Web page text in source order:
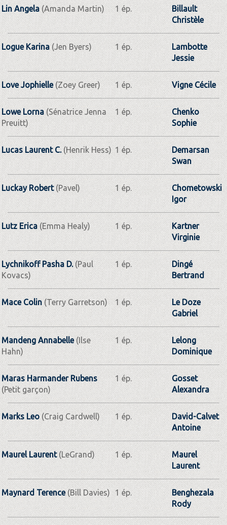
Lin Angela(Amanda Martin) 1 ép.
Billault
Christèle
Logue Karina(Jen Byers) 1 ép.
Lambotte
Jessie
Love Jophielle(Zoey Greer) 1 ép. Vigne Cécile
Lowe Lorna(Sénatrice Jenna
Preuitt)
1 ép.
Chenko
Sophie
Lucas Laurent C.(Henrik Hess) 1 ép.
Demarsan
Swan
Luckay Robert(Pavel) 1 ép.
Chometowski
Igor
Lutz Erica(Emma Healy) 1 ép.
Kartner
Virginie
Lychnikoff Pasha D. (Paul
Kovacs)
1 ép.
Dingé
Bertrand
Mace Colin(Terry Garretson) 1 ép.
Le Doze
Gabriel
Mandeng Annabelle(Ilse
Hahn)
1 ép.
Lelong
Dominique
Maras Harmander Rubens
(Petit garçon)
1 ép.
Gosset
Alexandra
Marks Leo(Craig Cardwell) 1 ép.
David-Calvet
Antoine
Maurel Laurent(LeGrand) 1 ép.
Maurel
Laurent
Maynard Terence(Bill Davies) 1 ép.
Benghezala
Rody